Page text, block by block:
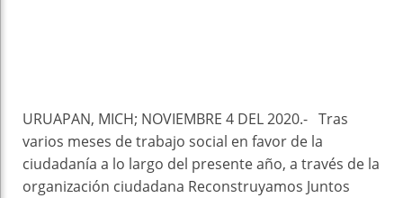
URUAPAN, MICH; NOVIEMBRE 4 DEL 2020.- Tras
varios meses de trabajo social en favor de la
ciudadanía a lo largo del presente año, a través de la
organización ciudadana Reconstruyamos Juntos